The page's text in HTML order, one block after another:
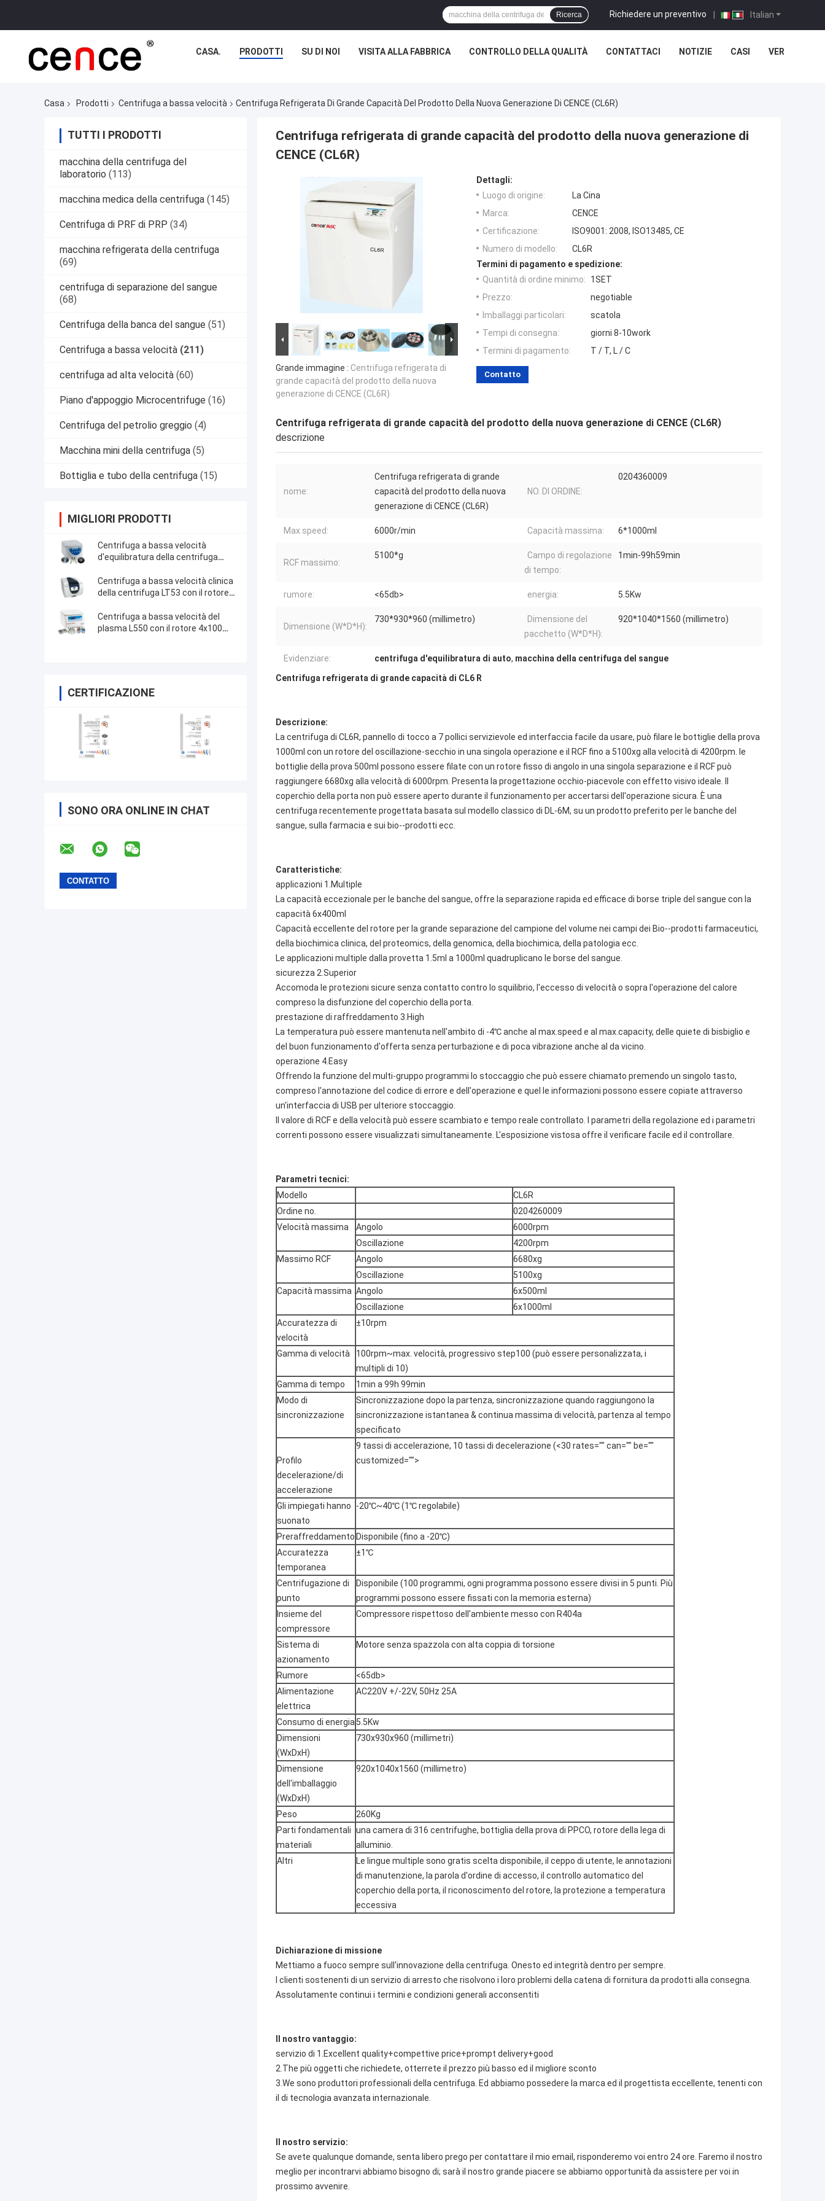
Italian
Richiedere un preventivo |
Ricerca
CASA. PRODOTTI SU DI NOI VISITA ALLA FABBRICA CONTROLLO DELLA QUALITÀ CONTATTACI NOTIZIE CASI VER
Casa Prodotti Centrifuga a bassa velocità Centrifuga Refrigerata Di Grande Capacità Del Prodotto Della Nuova Generazione Di CENCE (CL6R)
TUTTI I PRODOTTI
macchina della centrifuga del
laboratorio (113)
macchina medica della centrifuga (145)
Centrifuga di PRF di PRP (34)
macchina refrigerata della centrifuga
(69)
centrifuga di separazione del sangue
(68)
Centrifuga della banca del sangue (51)
Centrifuga a bassa velocità (211)
centrifuga ad alta velocità (60)
Piano d'appoggio Microcentrifuge (16)
Centrifuga del petrolio greggio (4)
Macchina mini della centrifuga (5)
Bottiglia e tubo della centrifuga (15)
MIGLIORI PRODOTTI
Centrifuga a bassa velocità
d'equilibratura della centrifuga
Centrifuga a bassa velocità clinica
della centrifuga LT53 con il rotore
Centrifuga a bassa velocità del
plasma L550 con il rotore 4x100ml
CERTIFICAZIONE
SONO ORA ONLINE IN CHAT
Centrifuga refrigerata di grande capacità del prodotto della nuova generazione di
CENCE (CL6R)
Grande immagine : Centrifuga refrigerata di
grande capacità del prodotto della nuova
generazione di CENCE (CL6R)
Dettagli:
Luogo di origine:
La Cina
Marca:
CENCE
Certificazione:
ISO9001: 2008, ISO13485, CE
Numero di modello:
CL6R
Termini di pagamento e spedizione:
Quantità di ordine minimo:
1SET
Prezzo:
negotiable
Imballaggi particolari:
scatola
Tempi di consegna:
giorni 8-10work
Termini di pagamento:
T / T, L / C
Contatto
Centrifuga refrigerata di grande capacità del prodotto della nuova generazione di CENCE (CL6R)
descrizione
nome:
Centrifuga refrigerata di grande
capacità del prodotto della nuova
generazione di CENCE (CL6R)
NO. DI ORDINE:
0204360009
Max.speed: 6000r/min Capacità massima: 6*1000ml
RCF massimo:
5100*g
Campo di regolazione
di tempo:
1min-99h59min
rumore: <65db> energia: 5.5Kw
Dimensione (W*D*H):
730*930*960 (millimetro)
Dimensione del
pacchetto (W*D*H):
920*1040*1560 (millimetro)
Evidenziare: centrifuga d'equilibratura di auto, macchina della centrifuga del sangue
Centrifuga refrigerata di grande capacità di CL6 R
Descrizione:
La centrifuga di CL6R, pannello di tocco a 7 pollici servizievole ed interfaccia facile da usare, può filare le bottiglie della prova
1000ml con un rotore del oscillazione-secchio in una singola operazione e il RCF fino a 5100xg alla velocità di 4200rpm. le
bottiglie della prova 500ml possono essere filate con un rotore fisso di angolo in una singola separazione e il RCF può
raggiungere 6680xg alla velocità di 6000rpm. Presenta la progettazione occhio-piacevole con effetto visivo ideale. Il
coperchio della porta non può essere aperto durante il funzionamento per accertarsi dell'operazione sicura. È una
centrifuga recentemente progettata basata sul modello classico di DL-6M, su un prodotto preferito per le banche del
sangue, sulla farmacia e sui bio--prodotti ecc.
Caratteristiche:
applicazioni 1.Multiple
La capacità eccezionale per le banche del sangue, offre la separazione rapida ed efficace di borse triple del sangue con la
capacità 6x400ml
Capacità eccellente del rotore per la grande separazione del campione del volume nei campi dei Bio--prodotti farmaceutici,
della biochimica clinica, del proteomics, della genomica, della biochimica, della patologia ecc.
Le applicazioni multiple dalla provetta 1.5ml a 1000ml quadruplicano le borse del sangue.
sicurezza 2.Superior
Accomoda le protezioni sicure senza contatto contro lo squilibrio, l'eccesso di velocità o sopra l'operazione del calore
compreso la disfunzione del coperchio della porta.
prestazione di raffreddamento 3.High
La temperatura può essere mantenuta nell'ambito di -4℃ anche al max.speed e al max.capacity, delle quiete di bisbiglio e
del buon funzionamento d'offerta senza perturbazione e di poca vibrazione anche al da vicino.
operazione 4.Easy
Offrendo la funzione del multi-gruppo programmi lo stoccaggio che può essere chiamato premendo un singolo tasto,
compreso l'annotazione del codice di errore e dell'operazione e quel le informazioni possono essere copiate attraverso
un'interfaccia di USB per ulteriore stoccaggio.
Il valore di RCF e della velocità può essere scambiato e tempo reale controllato. I parametri della regolazione ed i parametri
correnti possono essere visualizzati simultaneamente. L'esposizione vistosa offre il verificare facile ed il controllare.
Parametri tecnici:
Modello
CL6R
Ordine no.
0204260009
Velocità massima
Angolo
6000rpm
Oscillazione
4200rpm
Massimo RCF
Angolo
6680xg
Oscillazione
5100xg
Capacità massima Angolo
6x500ml
Oscillazione
6x1000ml
Accuratezza di
velocità
±10rpm
Gamma di velocità
100rpm~max. velocità, progressivo step100 (può essere personalizzata, i
multipli di 10)
Gamma di tempo
1min a 99h 99min
Modo di
sincronizzazione
Sincronizzazione dopo la partenza, sincronizzazione quando raggiungono la
sincronizzazione istantanea & continua massima di velocità, partenza al tempo
specificato
Profilo
decelerazione/di
accelerazione
9 tassi di accelerazione, 10 tassi di decelerazione (<30 rates="" can="" be=""
customized="">
Gli impiegati hanno
suonato
-20℃~40℃ (1℃ regolabile)
Preraffreddamento Disponibile (fino a -20℃)
Accuratezza
temporanea
±1℃
Centrifugazione di
punto
Disponibile (100 programmi, ogni programma possono essere divisi in 5 punti. Più
programmi possono essere fissati con la memoria esterna)
Insieme del
compressore
Compressore rispettoso dell'ambiente messo con R404a
Sistema di
azionamento
Motore senza spazzola con alta coppia di torsione
Rumore
<65db>
Alimentazione
elettrica
AC220V +/-22V, 50Hz 25A
Consumo di energia5.5Kw
Dimensioni
(WxDxH)
730x930x960 (millimetri)
Dimensione
dell'imballaggio
(WxDxH)
920x1040x1560 (millimetro)
Peso
260Kg
Parti fondamentali
materiali
una camera di 316 centrifughe, bottiglia della prova di PPCO, rotore della lega di
alluminio.
Altri
Le lingue multiple sono gratis scelta disponibile, il ceppo di utente, le annotazioni
di manutenzione, la parola d'ordine di accesso, il controllo automatico del
coperchio della porta, il riconoscimento del rotore, la protezione a temperatura
eccessiva
Dichiarazione di missione
Mettiamo a fuoco sempre sull'innovazione della centrifuga. Onesto ed integrità dentro per sempre.
I clienti sostenenti di un servizio di arresto che risolvono i loro problemi della catena di fornitura da prodotti alla consegna.
Assolutamente continui i termini e condizioni generali acconsentiti
Il nostro vantaggio:
servizio di 1.Excellent quality+compettive price+prompt delivery+good
2.The più oggetti che richiedete, otterrete il prezzo più basso ed il migliore sconto
3.We sono produttori professionali della centrifuga. Ed abbiamo possedere la marca ed il progettista eccellente, tenenti con
il di tecnologia avanzata internazionale.
Il nostro servizio:
Se avete qualunque domande, senta libero prego per contattare il mio email, risponderemo voi entro 24 ore. Faremo il nostro
meglio per incontrarvi abbiamo bisogno di; sarà il nostro grande piacere se abbiamo opportunità da assistere per voi in
prossimo avvenire.